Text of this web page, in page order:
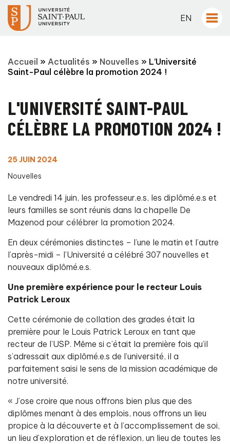
EN
Accueil » Actualités » Nouvelles » L’Université
Saint-Paul célèbre la promotion 2024 !
L'UNIVERSITÉ SAINT-PAUL
CÉLÈBRE LA PROMOTION 2024 !
25 JUIN 2024
Nouvelles
Le vendredi 14 juin, les professeur.e.s, les diplômé.e.s et
leurs familles se sont réunis dans la chapelle De
Mazenod pour célébrer la promotion 2024.
En deux cérémonies distinctes – l’une le matin et l’autre
l’après-midi – l’Université a célébré 307 nouvelles et
nouveaux diplômé.e.s.
Une première expérience pour le recteur Louis
Patrick Leroux
Cette cérémonie de collation des grades était la
première pour le Louis Patrick Leroux en tant que
recteur de l’USP. Même si c’était la première fois qu’il
s’adressait aux diplômé.e.s de l’université, il a
parfaitement saisi le sens de la mission académique de
notre université.
« J’ose croire que nous offrons bien plus que des
diplômes menant à des emplois, nous offrons un lieu
propice à la découverte et à l’accomplissement de soi,
un lieu d’exploration et de réflexion, un lieu de toutes les